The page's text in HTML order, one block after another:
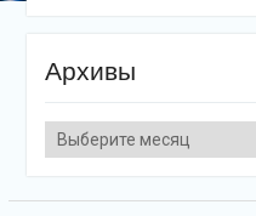
Архивы
Архивы